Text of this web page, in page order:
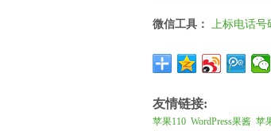
微信工具： 上标电话号
友情链接:
苹果110 WordPress果酱 苹